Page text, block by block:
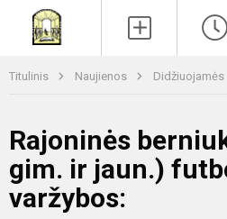
Titulinis Naujienos Didžiuojamės
Rajoninės
gim. ir jaun.)
varžybos: